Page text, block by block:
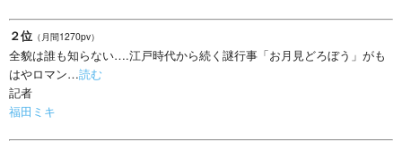
２位 （月間1270pv）
全貌は誰も知らない….江戸時代から続く謎行事「お月見どろぼう」がも
はやロマン…読む
記者
福田ミキ